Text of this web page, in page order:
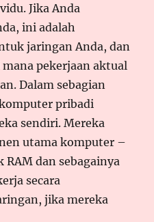
Jika Anda
ini adalah
jaringan Anda, dan
pekerjaan aktual
Dalam sebagian
pribadi
sendiri. Mereka
utama komputer –
RAM dan sebagainya
secara
jika mereka